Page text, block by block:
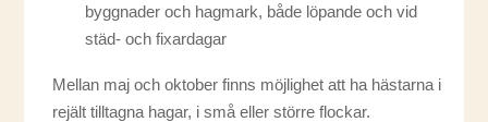
byggnader och hagmark, både löpande och vid
städ- och fixardagar
Mellan maj och oktober finns möjlighet att ha hästarna i
rejält tilltagna hagar, i små eller större flockar.